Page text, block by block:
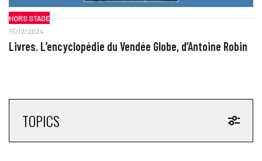
HORS STADE
15/12/2024
Livres. L’encyclopédie du Vendée Globe, d’Antoine Robin
TOPICS